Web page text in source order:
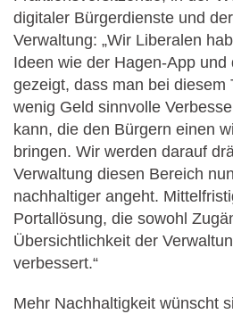
digitaler Bürgerdienste und
Verwaltung: „Wir Liberalen
Ideen wie der Hagen-App und
gezeigt, dass man bei diesem
wenig Geld sinnvolle
kann, die den Bürgern einen
bringen. Wir werden darauf
Verwaltung diesen Bereich
nachhaltiger angeht.
Portallösung, die sowohl
Übersichtlichkeit der
verbessert.“
Mehr Nachhaltigkeit wünscht